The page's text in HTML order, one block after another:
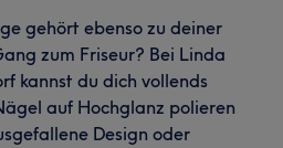
gehört ebenso zu deiner
zum Friseur? Bei Linda
kannst du dich vollends
auf Hochglanz polieren
Design oder